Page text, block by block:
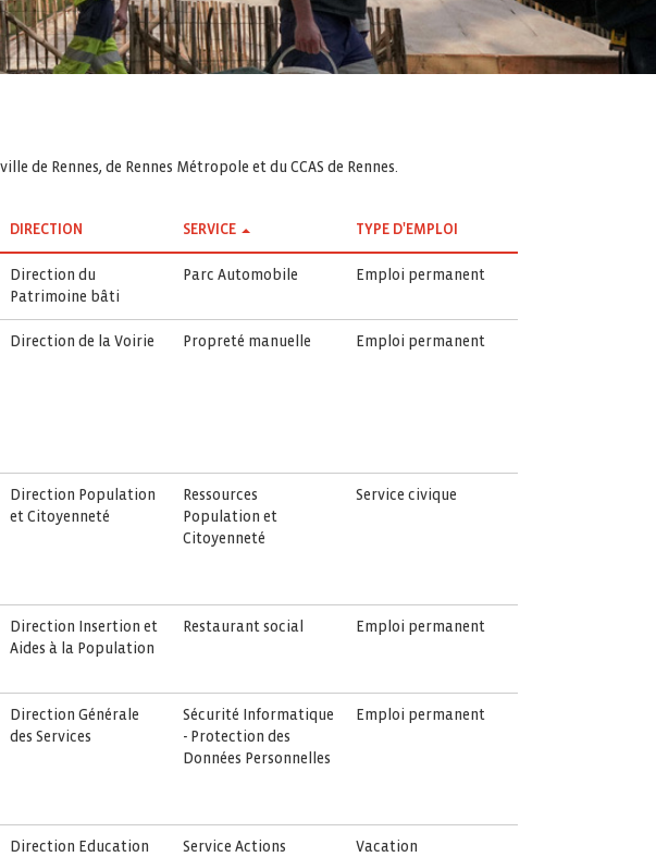
de Rennes, de Rennes Métropole et du CCAS de Rennes.
DIRECTION SERVICE TYPE D'EMPLOI
Direction du
Patrimoine bâti
Parc Automobile Emploi permanent
Direction de la Voirie Propreté manuelle Emploi permanent
Direction Population
et Citoyenneté
Ressources
Population et
Citoyenneté
Service civique
Direction Insertion et
Aides à la Population
Restaurant social Emploi permanent
Direction Générale
des Services
Sécurité Informatique
- Protection des
Données Personnelles
Emploi permanent
Direction Education
Service Actions
Vacation